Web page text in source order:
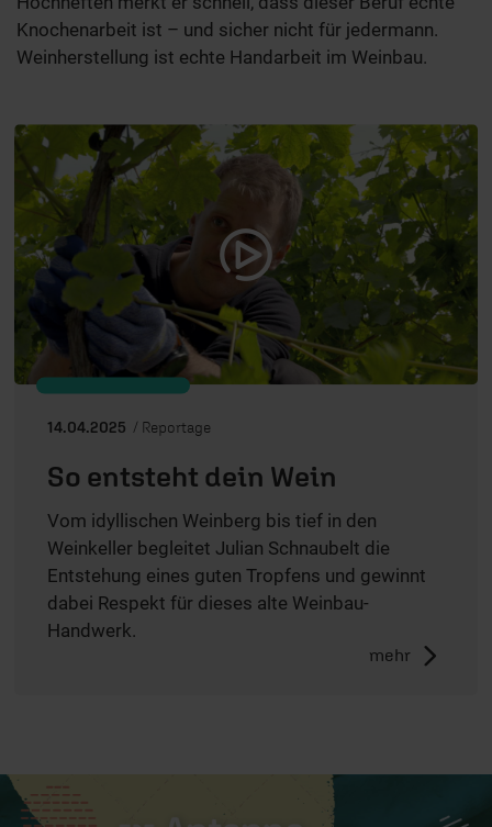
Knochenarbeit ist – und sicher nicht für jedermann.
Weinherstellung ist echte Handarbeit im Weinbau.
14.04.2025 / Reportage
So entsteht dein Wein
Vom idyllischen Weinberg bis tief in den
Weinkeller begleitet Julian Schnaubelt die
Entstehung eines guten Tropfens und gewinnt
dabei Respekt für dieses alte Weinbau-
Handwerk.
mehr